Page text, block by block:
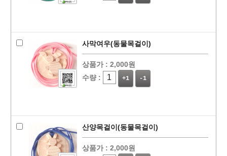
사막여우(동물목걸이)
상품가 : 2,000원
수량 :
+1 -1
산양목걸이(동물목걸이)
상품가 : 2,000원